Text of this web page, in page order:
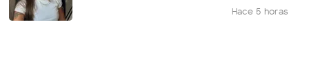
Hace 5 horas